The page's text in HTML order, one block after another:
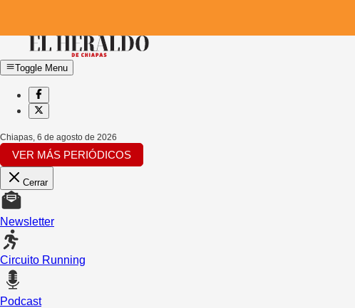
Toggle Menu
Chiapas, 6 de agosto de 2026
VER MÁS PERIÓDICOS
Cerrar
Newsletter
Circuito Running
Podcast